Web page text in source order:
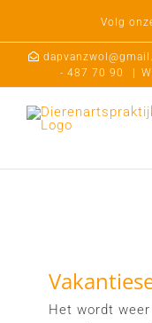
inhoud
Volg
- 487 70 90
Het wordt